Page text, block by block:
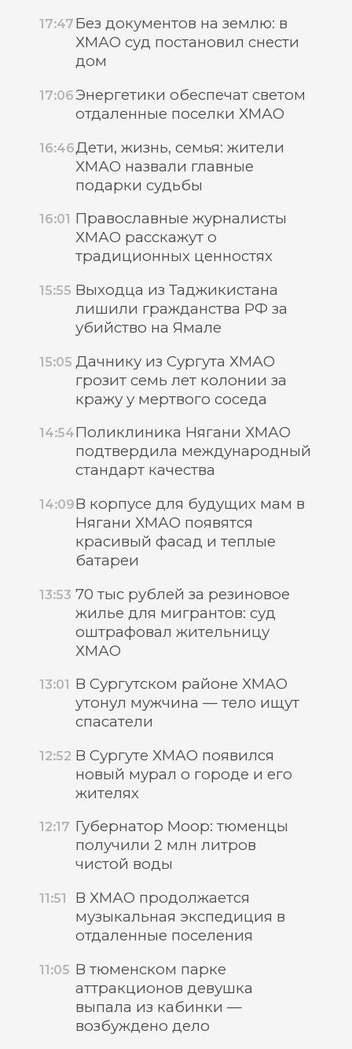
17:47 Без документов на землю: в
ХМАО суд постановил снести
дом
17:06 Энергетики обеспечат светом
отдаленные поселки ХМАО
16:46Дети, жизнь, семья: жители
ХМАО назвали главные
подарки судьбы
16:01 Православные журналисты
ХМАО расскажут о
традиционных ценностях
15:55 Выходца из Таджикистана
лишили гражданства РФ за
убийство на Ямале
15:05 Дачнику из Сургута ХМАО
грозит семь лет колонии за
кражу у мертвого соседа
14:54Поликлиника Нягани ХМАО
подтвердила международный
стандарт качества
14:09В корпусе для будущих мам в
Нягани ХМАО появятся
красивый фасад и теплые
батареи
13:53 70 тыс рублей за резиновое
жилье для мигрантов: суд
оштрафовал жительницу
ХМАО
13:01 В Сургутском районе ХМАО
утонул мужчина — тело ищут
спасатели
12:52 В Сургуте ХМАО появился
новый мурал о городе и его
жителях
12:17 Губернатор Моор: тюменцы
получили 2 млн литров
чистой воды
11:51
В ХМАО продолжается
музыкальная экспедиция в
отдаленные поселения
11:05 В тюменском парке
аттракционов девушка
выпала из кабинки —
возбуждено дело